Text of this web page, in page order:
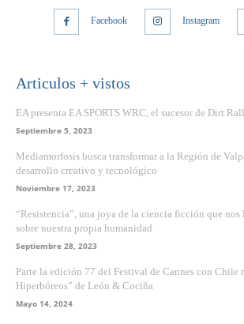
Facebook Instagram
Articulos + vistos
EA presenta EA SPORTS WRC, el sucesor de Dirt
Septiembre 5, 2023
Mediamorfosis busca transformar a la Región de
desarrollo creativo y tecnológico
Noviembre 17, 2023
“Resistencia”, una joya de la ciencia ficción que
sobre nuestra propia humanidad
Septiembre 28, 2023
Parte la edición 77 del Festival de Cannes con Chile
Hiperbóreos” de León & Cociña
Mayo 14, 2024